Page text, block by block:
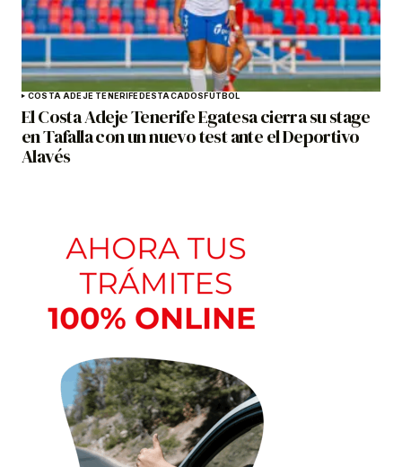
COSTA ADEJE TENERIFE DESTACADOS FÚTBOL
El Costa Adeje Tenerife Egatesa cierra su stage
en Tafalla con un nuevo test ante el Deportivo
Alavés